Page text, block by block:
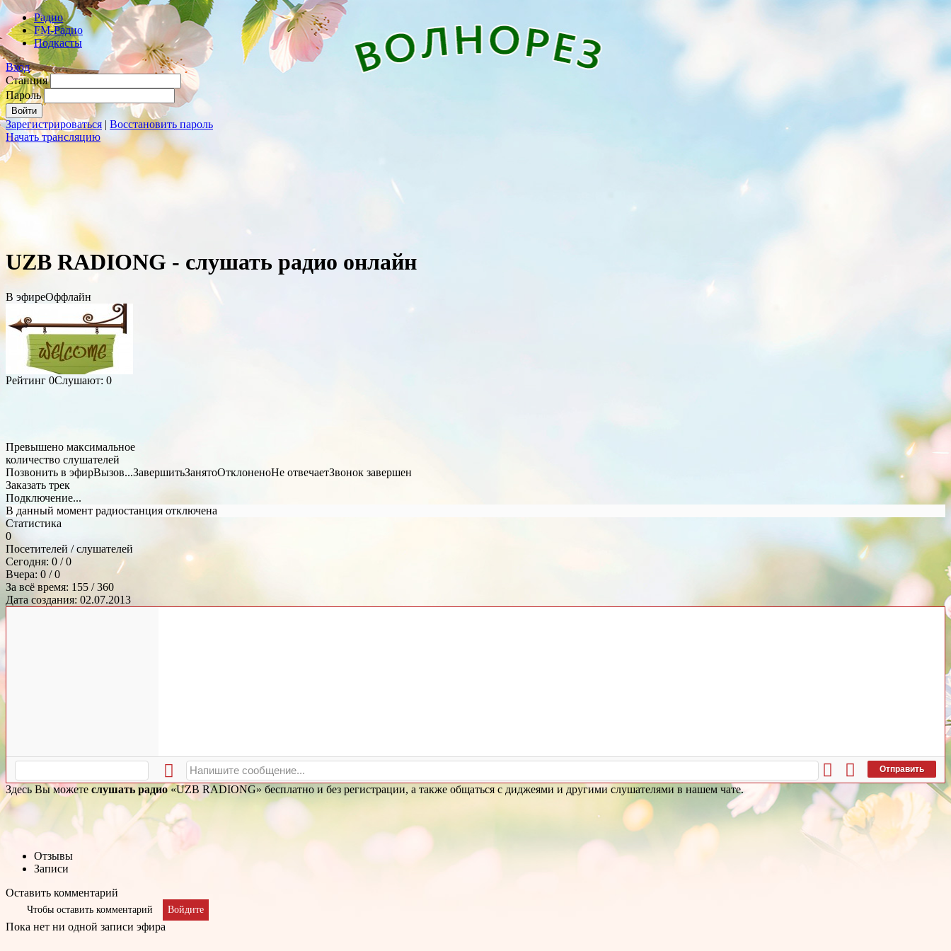
Радио
FM-Радио
Подкасты
Вход
Станция
Пароль
Зарегистрироваться | Восстановить пароль
Начать трансляцию
UZB RADIONG - слушать радио онлайн
В эфиреОффлайн
Рейтинг 0Слушают: 0
Превышено максимальное
количество слушателей
Позвонить в эфирВызов...ЗавершитьЗанятоОтклоненоНе отвечаетЗвонок завершен
Заказать трек
Подключение...
В данный момент радиостанция отключена
Статистика
0
Посетителей / слушателей
Сегодня: 0 / 0
Вчера: 0 / 0
За всё время: 155 / 360
Дата создания: 02.07.2013
Отправить
Здесь Вы можете слушать радио«UZB RADIONG» бесплатно и без регистрации, а также общаться с диджеями и другими слушателями в нашем чате.
Отзывы
Записи
Оставить комментарий
Чтобы оставить комментарий Войдите
Пока нет ни одной записи эфира